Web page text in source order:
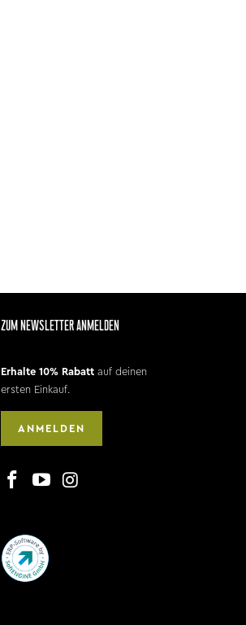
ZUM NEWSLETTER ANMELDEN
Erhalte 10% Rabatt auf deinen
ersten Einkauf.
ANMELDEN